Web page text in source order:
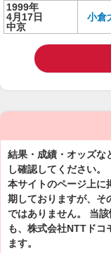
1999年
4月17日
中京
小倉
結果・成績・オッズな
し確認してください。
本サイトのページ上に
期しておりますが、そ
ではありません。 当
も、株式会社NTTドコ
ます。